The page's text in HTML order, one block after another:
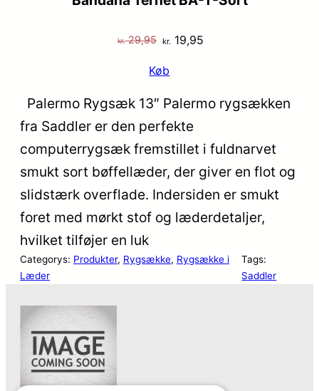
kr.29,95 Den
pris
var:
kr. 19,95
er:
kr. 19,95.
Køb
Palermo Rygsæk 13″ Palermo rygsækken
fra Saddler er den perfekte
computerrygsæk fremstillet i fuldnarvet
smukt sort bøffellæder, der giver en flot og
slidstærk overflade. Indersiden er smukt
foret med mørkt stof og læderdetaljer,
hvilket tilføjer en luk
Categorys: Produkter, Rygsække, Rygsække i
Læder
Tags:
Saddler